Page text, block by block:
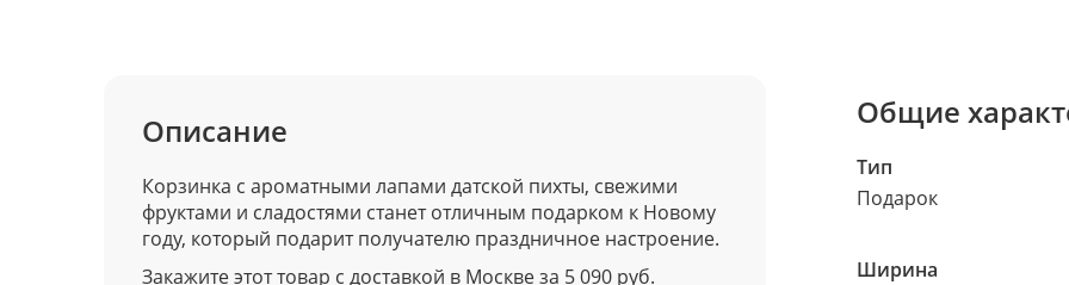
Описание
Корзинка с ароматными лапами датской пихты, свежими
фруктами и сладостями станет отличным подарком к Новому
году, который подарит получателю праздничное настроение.
Закажите этот товар с доставкой в Москве за 5 090 руб.
Общие
Тип
Подарок
Ширина